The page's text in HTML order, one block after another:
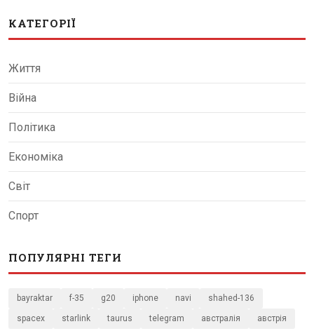
КАТЕГОРІЇ
Життя
Війна
Політика
Економіка
Світ
Спорт
ПОПУЛЯРНІ ТЕГИ
bayraktar f-35 g20 iphone navi shahed-136
spacex starlink taurus telegram австралія австрія